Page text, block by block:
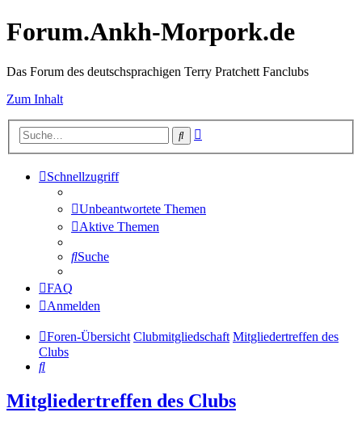
Forum.Ankh-Morpork.de
Das Forum des deutschsprachigen Terry Pratchett Fanclubs
Zum Inhalt
Suche
Schnellzugriff
Unbeantwortete Themen
Aktive Themen
Suche
FAQ
Anmelden
Foren-Übersicht Clubmitgliedschaft Mitgliedertreffen des
Clubs
Suche
Mitgliedertreffen des Clubs